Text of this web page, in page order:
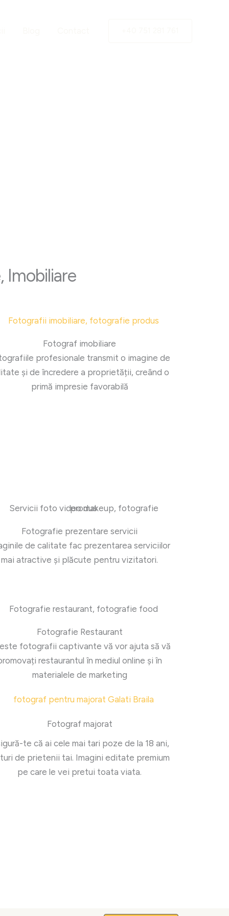
Imobiliare
Fotograf imobiliare
profesionale transmit o imagine de
și de încredere a proprietății, creând o
primă impresie favorabilă
Fotografie prezentare servicii
de calitate fac prezentarea serviciilor
mai atractive și plăcute pentru vizitatori.
Fotografie Restaurant
fotografii captivante vă vor ajuta să vă
restaurantul în mediul online și în
materialele de marketing
Fotograf majorat
te că ai cele mai tari poze de la 18 ani,
de prietenii tai. Imagini editate premium
pe care le vei pretui toata viata.